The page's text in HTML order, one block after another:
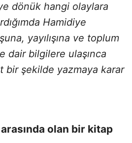
dönük hangi olaylara
Hamidiye
yayılışına ve toplum
dair bilgilere ulaşınca
bir şekilde yazmaya karar
olan bir kitap